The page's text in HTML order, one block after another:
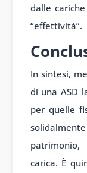
dalle
“effettività”.
In sintesi,
di una ASD
per quelle
carica. È